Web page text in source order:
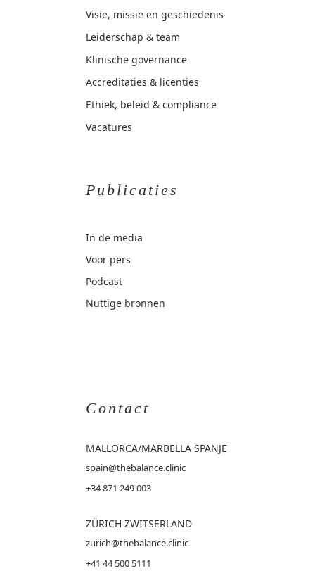
Visie, missie en geschiedenis
Leiderschap & team
Klinische governance
Accreditaties & licenties
Ethiek, beleid & compliance
Vacatures
Publicaties
In de media
Voor pers
Podcast
Nuttige bronnen
Contact
MALLORCA/MARBELLA SPANJE
spain@thebalance.clinic
+34 871 249 003
ZÜRICH ZWITSERLAND
zurich@thebalance.clinic
+41 44 500 5111